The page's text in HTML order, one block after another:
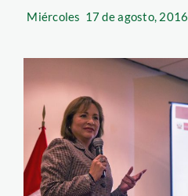
Miércoles 17 de agosto, 2016